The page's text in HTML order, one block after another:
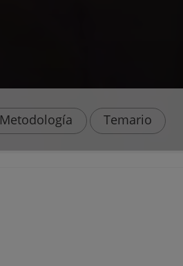
Metodología Temario